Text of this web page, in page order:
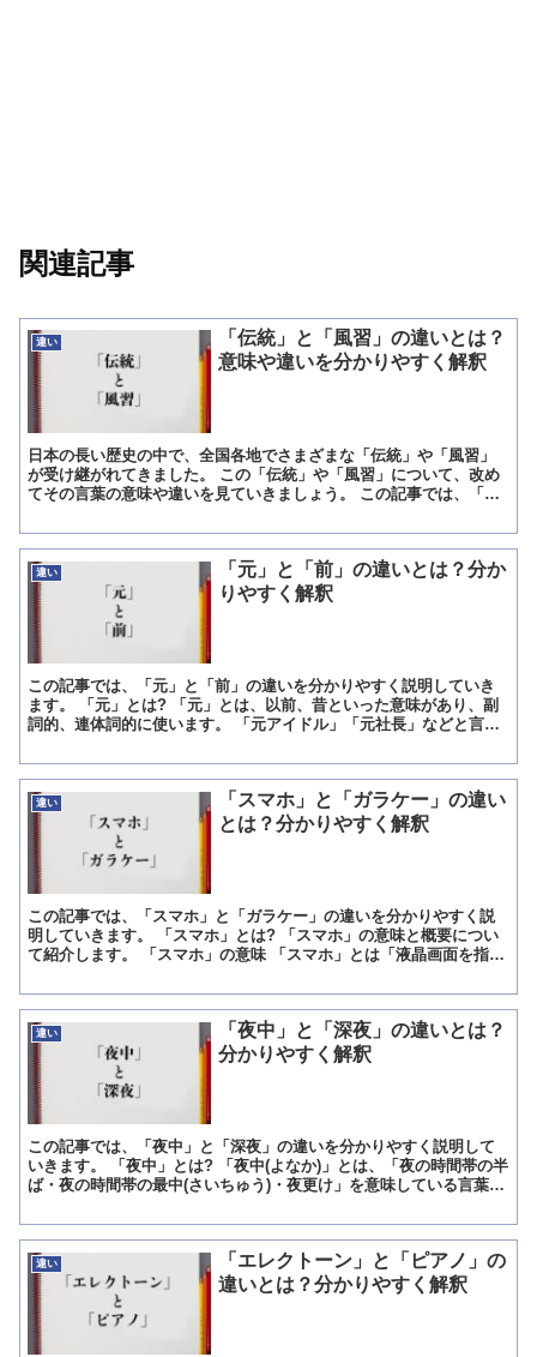
関連記事
違い
「伝統」と「風習」の違いとは？
意味や違いを分かりやすく解釈
日本の長い歴史の中で、全国各地でさまざまな「伝統」や「風習」
が受け継がれてきました。 この「伝統」や「風習」について、改め
てその言葉の意味や違いを見ていきましょう。 この記事では、「伝
違い
「元」と「前」の違いとは？分か
りやすく解釈
この記事では、「元」と「前」の違いを分かりやすく説明していき
ます。 「元」とは? 「元」とは、以前、昔といった意味があり、副
詞的、連体詞的に使います。 「元アイドル」「元社長」などと言い
違い
「スマホ」と「ガラケー」の違い
とは？分かりやすく解釈
この記事では、「スマホ」と「ガラケー」の違いを分かりやすく説
明していきます。 「スマホ」とは? 「スマホ」の意味と概要につい
て紹介します。 「スマホ」の意味 「スマホ」とは「液晶画面を指で
違い
「夜中」と「深夜」の違いとは？
分かりやすく解釈
この記事では、「夜中」と「深夜」の違いを分かりやすく説明して
いきます。 「夜中」とは? 「夜中(よなか)」とは、「夜の時間帯の半
ば・夜の時間帯の最中(さいちゅう)・夜更け」を意味している言葉に
違い
「エレクトーン」と「ピアノ」の
違いとは？分かりやすく解釈